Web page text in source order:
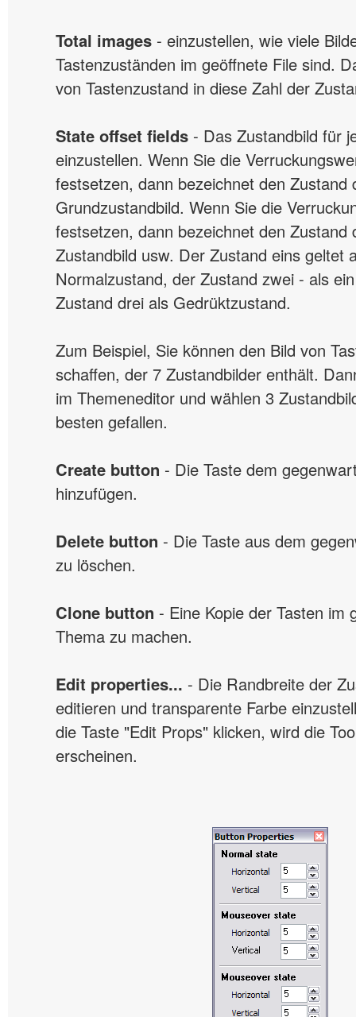
Total images - einzustellen, wie viele
Tastenzuständen im geöffnete File sind.
von Tastenzustand in diese Zahl der
State offset fields - Das Zustandbild für
einzustellen. Wenn Sie die
festsetzen, dann bezeichnet den Zustand
Grundzustandbild. Wenn Sie die
festsetzen, dann bezeichnet den Zustand
Zustandbild usw. Der Zustand eins geltet
Normalzustand, der Zustand zwei - als
Zustand drei als Gedrüktzustand.
Zum Beispiel, Sie können den Bild von
schaffen, der 7 Zustandbilder enthält.
im Themeneditor und wählen 3
besten gefallen.
Create button - Die Taste dem
hinzufügen.
Delete button - Die Taste aus dem
zu löschen.
Clone button - Eine Kopie der Tasten im
Thema zu machen.
Edit properties... - Die Randbreite der
editieren und transparente Farbe
die Taste "Edit Props" klicken, wird die
erscheinen.